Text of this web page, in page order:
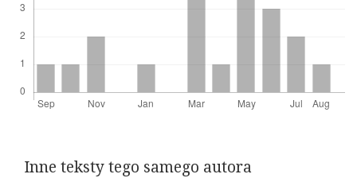
Inne teksty tego samego autora